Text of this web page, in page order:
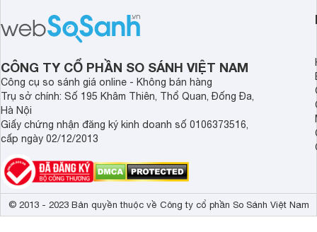
CÔNG TY CỔ PHẦN SO SÁNH VIỆT NAM
Công cụ so sánh giá online - Không bán hàng
Trụ sở chính: Số 195 Khâm Thiên, Thổ Quan, Đống Đa,
Hà Nội
Giấy chứng nhận đăng ký kinh doanh số 0106373516,
cấp ngày 02/12/2013
© 2013 - 2023 Bản quyền thuộc về Công ty cổ phần So Sánh Việt Nam